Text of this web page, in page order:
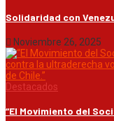
Solidaridad con
Noviembre 26, 2025
Destacados
“El Movimiento del